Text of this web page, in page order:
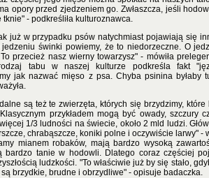
opory przed zjedzeniem go. Zwłaszcza, jeśli
tknie" - podkreśliła kulturoznawca.
już w przypadku psów natychmiast pojawiają się
jedzeniu świnki powiemy, że to niedorzeczne. O
przecież nasz wierny towarzysz" - mówiła
tabu w naszej kulturze podkreśla fakt
jak nazwać mięso z psa. Chyba psinina byłaby
są też te zwierzęta, których się brzydzimy,
przykładem mogą być owady, szczury
1/3 ludności na świecie, około 2 mld ludzi.
chrabąszcze, koniki polne i oczywiście larwy" -
mianem robaków, mają bardzo wysoką
bardzo tanie w hodowli. Dlatego coraz częściej
ludzkości. "To właściwie już by się stało,
brzydkie, brudne i obrzydliwe" - opisuje badaczka.